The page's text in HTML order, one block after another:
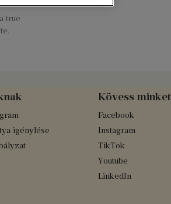
true
igénylése
Kövess minket
Facebook
Instagram
TikTok
Youtube
LinkedIn